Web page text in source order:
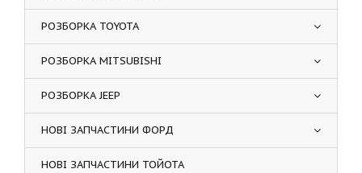
РОЗБОРКА TOYOTA
РОЗБОРКА MITSUBISHI
РОЗБОРКА JEEP
НОВІ ЗАПЧАСТИНИ ФОРД
НОВІ ЗАПЧАСТИНИ ТОЙОТА